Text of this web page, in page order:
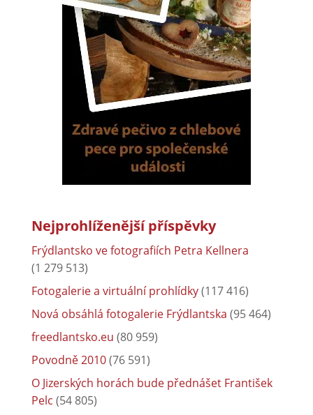
Nejprohlíženější příspěvky
Frýdlantsko ve fotografiích Petra Kellnera
(1 279 513)
Fotogalerie a virtuální prohlídky(117 416)
Nová obsáhlá fotogalerie Frýdlantska (95 464)
freedlantsko.eu (80 959)
Povodně 2010(76 591)
O Jizerských horách bude přednášet František
Pelc (54 805)